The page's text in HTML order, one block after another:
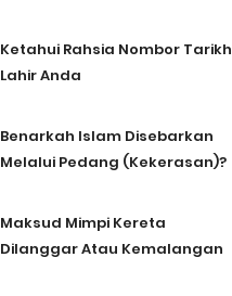
Ketahui Rahsia Nombor Tarikh
Lahir Anda
Benarkah Islam Disebarkan
Melalui Pedang (Kekerasan)?
Maksud Mimpi Kereta
Dilanggar Atau Kemalangan